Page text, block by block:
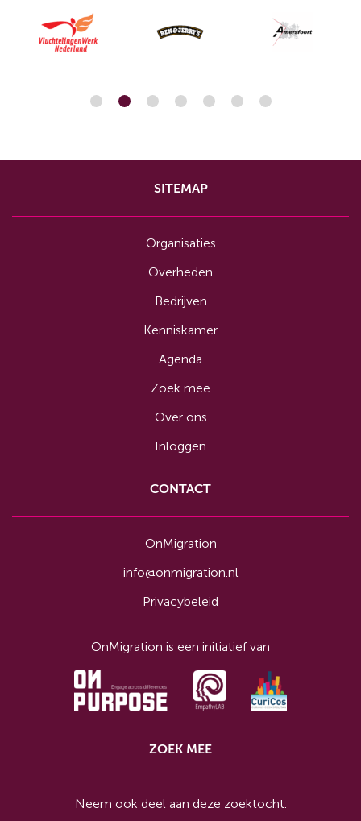
SITEMAP
Organisaties
Overheden
Bedrijven
Kenniskamer
Agenda
Zoek mee
Over ons
Inloggen
CONTACT
OnMigration
info@onmigration.nl
Privacybeleid
OnMigration is een initiatief van
ZOEK MEE
Neem ook deel aan deze zoektocht.